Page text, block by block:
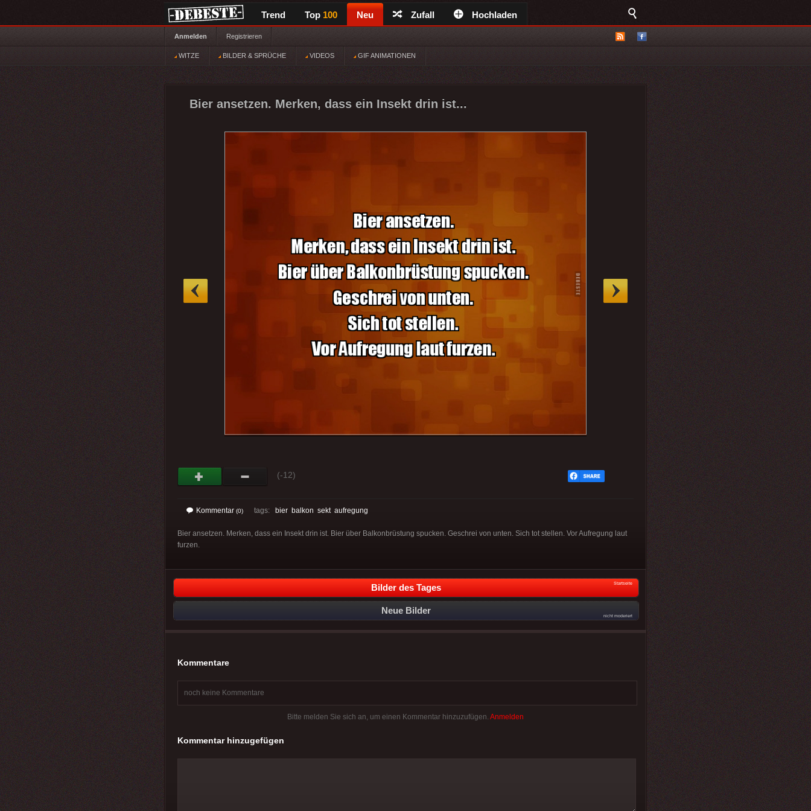
Trend Top 100 Neu Zufall Hochladen
Anmelden Registrieren
WITZE BILDER & SPRÜCHE VIDEOS GIF ANIMATIONEN
Bier ansetzen. Merken, dass ein Insekt drin ist...
(-12)
Kommentar (0) tags: bier balkon sekt aufregung
Bier ansetzen. Merken, dass ein Insekt drin ist. Bier über Balkonbrüstung spucken. Geschrei von unten. Sich tot stellen. Vor Aufregung laut
furzen.
Bilder des Tages Startseite
Neue Bilder
nicht moderiert
Kommentare
noch keine Kommentare
Bitte melden Sie sich an, um einen Kommentar hinzuzufügen. Anmelden
Kommentar hinzugefügen